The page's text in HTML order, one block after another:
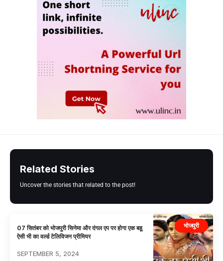
Related Stories
Uncover the stories that related to the post!
भोजपुरी
07 सितंबर को भोजपुरी सिनेमा और दंगल एप पर होगा एक बहू
ऐसी भी का वर्ल्ड टेलिविजन प्रीमियर
SEPTEMBER 5, 2024